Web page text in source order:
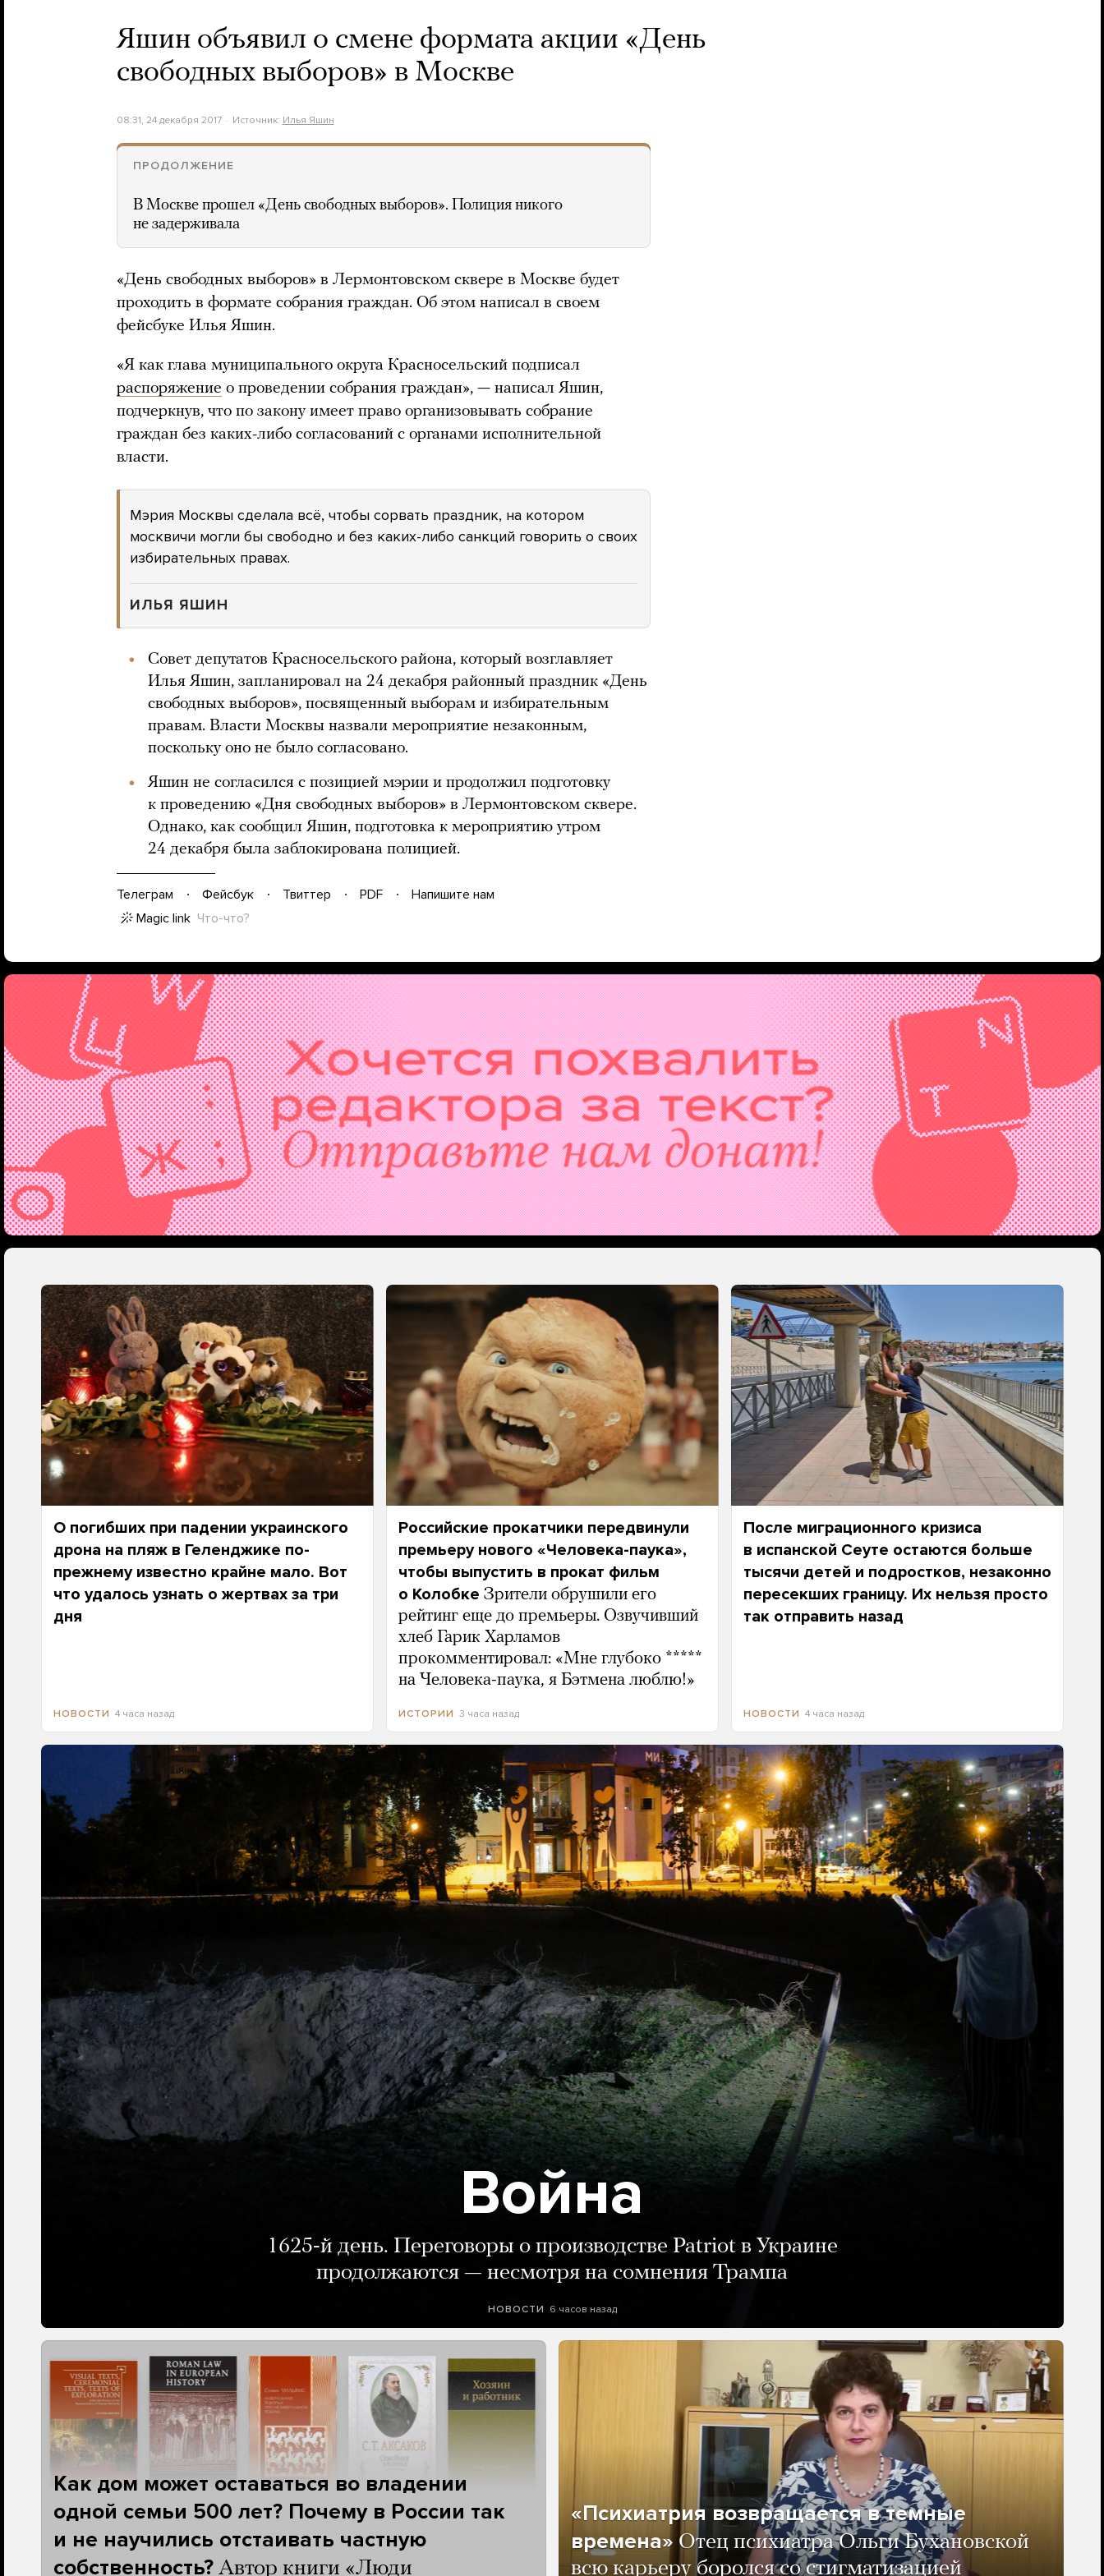
Яшин объявил о смене формата акции «День
свободных выборов» в Москве
08:31, 24 декабря 2017 Источник: Илья Яшин
ПРОДОЛЖЕНИЕ
В Москве прошел «День свободных выборов». Полиция никого
не задерживала
«День свободных выборов» в Лермонтовском сквере в Москве будет
проходить в формате собрания граждан. Об этом написал в своем
фейсбуке Илья Яшин.
«Я как глава муниципального округа Красносельский подписал
распоряжение о проведении собрания граждан», — написал Яшин,
подчеркнув, что по закону имеет право организовывать собрание
граждан без каких-либо согласований с органами исполнительной
власти.
Мэрия Москвы сделала всё, чтобы сорвать праздник, на котором
москвичи могли бы свободно и без каких-либо санкций говорить о своих
избирательных правах.
ИЛЬЯ ЯШИН
Совет депутатов Красносельского района, который возглавляет
Илья Яшин, запланировал на 24 декабря районный праздник «День
свободных выборов», посвященный выборам и избирательным
правам. Власти Москвы назвали мероприятие незаконным,
поскольку оно не было согласовано.
Яшин не согласился с позицией мэрии и продолжил подготовку
к проведению «Дня свободных выборов» в Лермонтовском сквере.
Однако, как сообщил Яшин, подготовка к мероприятию утром
24 декабря была заблокирована полицией.
Телеграм Фейсбук Твиттер PDF
Напишите нам
Magic link Что-что?
О погибших при падении украинского
дрона на пляж в Геленджике по-
прежнему известно крайне мало. Вот
что удалось узнать о жертвах за три
дня
НОВОСТИ 4 часа назад
Российские прокатчики передвинули
премьеру нового «Человека-паука»,
чтобы выпустить в прокат фильм
о Колобке Зрители обрушили его
рейтинг еще до премьеры. Озвучивший
хлеб Гарик Харламов
прокомментировал: «Мне глубоко *****
на Человека-паука, я Бэтмена люблю!»
ИСТОРИИ 3 часа назад
После миграционного кризиса
в испанской Сеуте остаются больше
тысячи детей и подростков, незаконно
пересекших границу. Их нельзя просто
так отправить назад
НОВОСТИ 4 часа назад
Война
1625-й день. Переговоры о производстве Patriot в Украине
продолжаются — несмотря на сомнения Трампа
НОВОСТИ 6 часов назад
Как дом может оставаться во владении
одной семьи 500 лет? Почему в России так
и не научились отстаивать частную
собственность? Автор книги «Люди
«Психиатрия возвращается в темные
времена» Отец психиатра Ольги Бухановской
всю карьеру боролся со стигматизацией